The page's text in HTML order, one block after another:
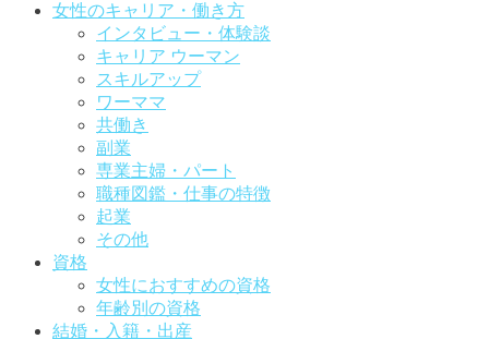
女性のキャリア・働き方
インタビュー・体験談
キャリア ウーマン
スキルアップ
ワーママ
共働き
副業
専業主婦・パート
職種図鑑・仕事の特徴
起業
その他
資格
女性におすすめの資格
年齢別の資格
結婚・入籍・出産